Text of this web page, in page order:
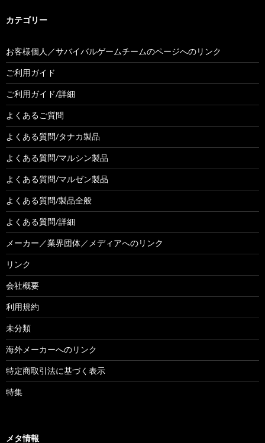
カテゴリー
お客様個人／サバイバルゲームチームのページへのリンク
ご利用ガイド
ご利用ガイド/詳細
よくあるご質問
よくある質問/タナカ製品
よくある質問/マルシン製品
よくある質問/マルゼン製品
よくある質問/製品全般
よくある質問/詳細
メーカー／業界団体／メディアへのリンク
リンク
会社概要
利用規約
未分類
海外メーカーへのリンク
特定商取引法に基づく表示
特集
メタ情報